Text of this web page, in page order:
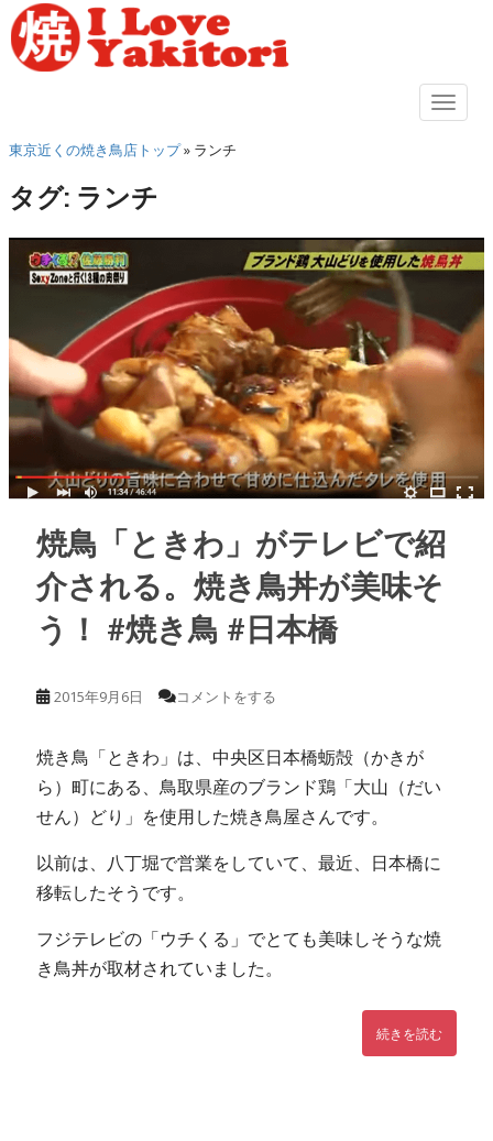
o
m
o
n
東京近くの焼き鳥店トップ» ランチ
タグ: ランチ
焼鳥「ときわ」がテレビで紹
介される。焼き鳥丼が美味そ
う！ #焼き鳥 #日本橋
2015年9月6日 コメントをする
焼き鳥「ときわ」は、中央区日本橋蛎殻（かきが
ら）町にある、鳥取県産のブランド鶏「大山（だい
せん）どり」を使用した焼き鳥屋さんです。
以前は、八丁堀で営業をしていて、最近、日本橋に
移転したそうです。
フジテレビの「ウチくる」でとても美味しそうな焼
き鳥丼が取材されていました。
続きを読む